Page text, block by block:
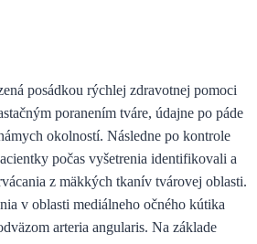
posádkou rýchlej zdravotnej pomoci
poranením tváre, údajne po páde
okolností. Následne po kontrole
počas vyšetrenia identifikovali a
z mäkkých tkanív tvárovej oblasti.
v oblasti mediálneho očného kútika
arteria angularis. Na základe